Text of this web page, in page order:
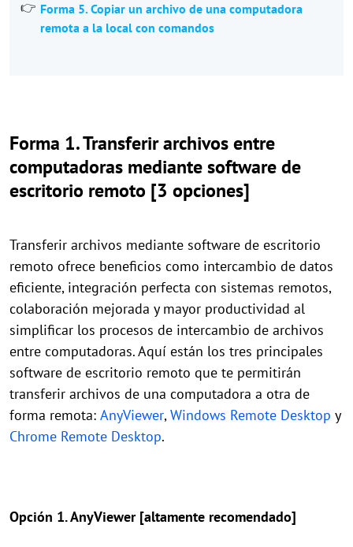
Forma 5. Copiar un archivo de una computadora
remota a la local con comandos
Forma 1. Transferir archivos entre
computadoras mediante software de
escritorio remoto [3 opciones]
Transferir archivos mediante software de escritorio
remoto ofrece beneficios como intercambio de datos
eficiente, integración perfecta con sistemas remotos,
colaboración mejorada y mayor productividad al
simplificar los procesos de intercambio de archivos
entre computadoras. Aquí están los tres principales
software de escritorio remoto que te permitirán
transferir archivos de una computadora a otra de
forma remota: AnyViewer,Windows Remote Desktop y
Chrome Remote Desktop.
Opción 1. AnyViewer [altamente recomendado]